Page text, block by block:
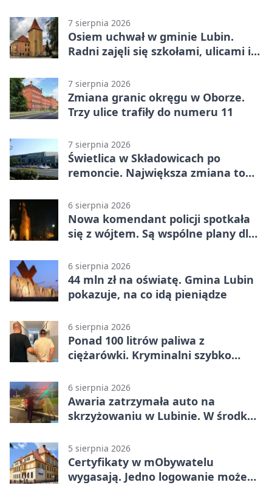
7 sierpnia 2026
Osiem uchwał w gminie Lubin.
Radni zajęli się szkołami, ulicami i
7 sierpnia 2026
Zmiana granic okręgu w Oborze.
Trzy ulice trafiły do numeru 11
7 sierpnia 2026
Świetlica w Składowicach po
remoncie. Największa zmiana to
6 sierpnia 2026
Nowa komendant policji spotkała
się z wójtem. Są wspólne plany dla
6 sierpnia 2026
44 mln zł na oświatę. Gmina Lubin
pokazuje, na co idą pieniądze
6 sierpnia 2026
Ponad 100 litrów paliwa z
ciężarówki. Kryminalni szybko
6 sierpnia 2026
Awaria zatrzymała auto na
skrzyżowaniu w Lubinie. W środku
5 sierpnia 2026
Certyfikaty w mObywatelu
wygasają. Jedno logowanie może